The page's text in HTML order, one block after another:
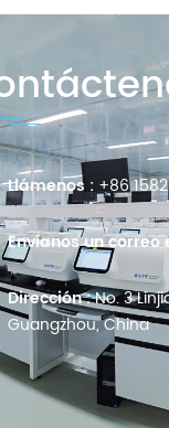
Llámenos : +86
Envíanos un
Dirección :No. 3
Guangzhou, China